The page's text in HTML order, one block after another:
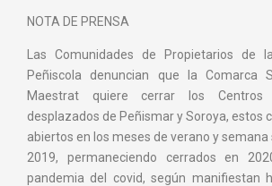
NOTA DE PRENSA
Las Comunidades de Propietarios de
Peñiscola denuncian que la Comarca
Maestrat quiere cerrar los
desplazados de Peñismar y Soroya, estos
abiertos en los meses de verano y
2019, permaneciendo cerrados en
pandemia del covid, según manifiestan